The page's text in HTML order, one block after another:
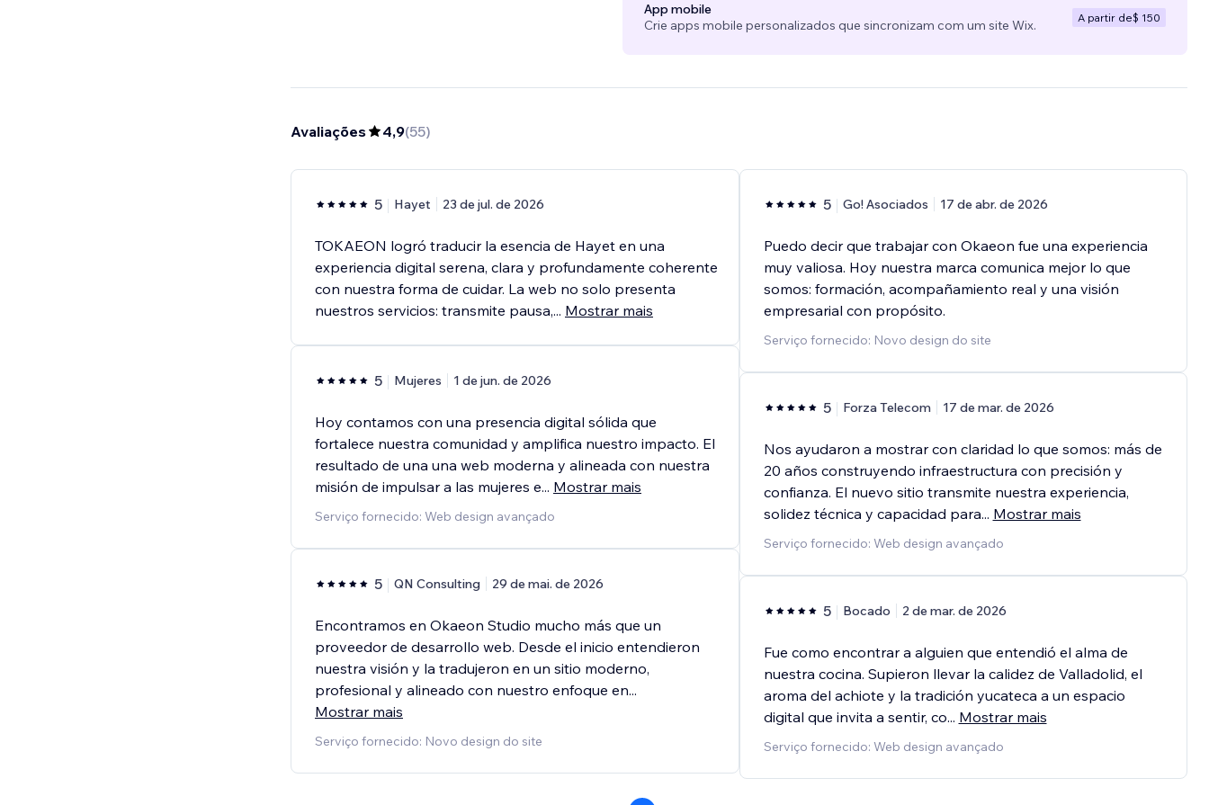
App mobile
Crie apps mobile personalizados que sincronizam com um site Wix.
A partir de$ 150
Avaliações 4,9(55)
5 Hayet 23 de jul. de 2026
TOKAEON logró traducir la esencia de Hayet en una
experiencia digital serena, clara y profundamente coherente
con nuestra forma de cuidar. La web no solo presenta
nuestros servicios: transmite pausa,... Mostrar mais
5 Mujeres 1 de jun. de 2026
Hoy contamos con una presencia digital sólida que
fortalece nuestra comunidad y amplifica nuestro impacto. El
resultado de una una web moderna y alineada con nuestra
misión de impulsar a las mujeres e... Mostrar mais
Serviço fornecido: Web design avançado
5 QN Consulting 29 de mai. de 2026
Encontramos en Okaeon Studio mucho más que un
proveedor de desarrollo web. Desde el inicio entendieron
nuestra visión y la tradujeron en un sitio moderno,
profesional y alineado con nuestro enfoque en...
Mostrar mais
Serviço fornecido: Novo design do site
5 Go! Asociados 17 de abr. de 2026
Puedo decir que trabajar con Okaeon fue una experiencia
muy valiosa. Hoy nuestra marca comunica mejor lo que
somos: formación, acompañamiento real y una visión
empresarial con propósito.
Serviço fornecido: Novo design do site
5 Forza Telecom 17 de mar. de 2026
Nos ayudaron a mostrar con claridad lo que somos: más de
20 años construyendo infraestructura con precisión y
confianza. El nuevo sitio transmite nuestra experiencia,
solidez técnica y capacidad para... Mostrar mais
Serviço fornecido: Web design avançado
5 Bocado 2 de mar. de 2026
Fue como encontrar a alguien que entendió el alma de
nuestra cocina. Supieron llevar la calidez de Valladolid, el
aroma del achiote y la tradición yucateca a un espacio
digital que invita a sentir, co... Mostrar mais
Serviço fornecido: Web design avançado